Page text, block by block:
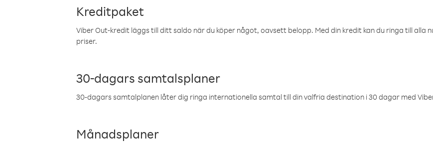
Kreditpaket
Viber Out-kredit läggs till ditt saldo när du köper något, oavsett belopp. Med din kredit kan du ringa till alla
priser.
30-dagars samtalsplaner
30-dagars samtalplanen låter dig ringa internationella samtal till din valfria destination i 30 dagar med
Månadsplaner